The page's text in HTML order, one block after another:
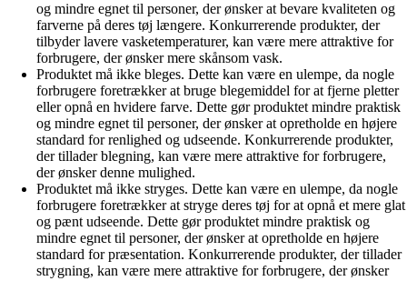
og mindre egnet til personer, der ønsker at bevare kvaliteten og
farverne på deres tøj længere. Konkurrerende produkter, der
tilbyder lavere vasketemperaturer, kan være mere attraktive for
forbrugere, der ønsker mere skånsom vask.
Produktet må ikke bleges. Dette kan være en ulempe, da nogle
forbrugere foretrækker at bruge blegemiddel for at fjerne pletter
eller opnå en hvidere farve. Dette gør produktet mindre praktisk
og mindre egnet til personer, der ønsker at opretholde en højere
standard for renlighed og udseende. Konkurrerende produkter,
der tillader blegning, kan være mere attraktive for forbrugere,
der ønsker denne mulighed.
Produktet må ikke stryges. Dette kan være en ulempe, da nogle
forbrugere foretrækker at stryge deres tøj for at opnå et mere glat
og pænt udseende. Dette gør produktet mindre praktisk og
mindre egnet til personer, der ønsker at opretholde en højere
standard for præsentation. Konkurrerende produkter, der tillader
strygning, kan være mere attraktive for forbrugere, der ønsker